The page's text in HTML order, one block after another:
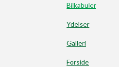
Bilkabuler
Ydelser
Galleri
Forside